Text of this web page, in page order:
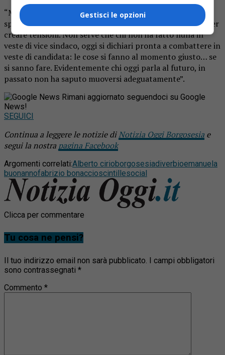
“Mi spiace che la signora Buonanno, per ritagliarsi uno
spazio di visibilità, abbia sfruttato un’occasione di festa per
creare tensioni. Non serve che chi non ha fatto nulla in
veste di vice sindaco, oggi si dichiari pronta a combattere in
veste di candidata: le cose si fanno al momento giusto… se
si sanno fare. Evidentemente chi oggi parla al futuro, in
passato non ha saputo muoversi adeguatamente”.
Rimani aggiornato seguendoci su Google
News!
SEGUICI
Continua a leggere le notizie diNotizia Oggi Borgosesia e
segui la nostra pagina Facebook
Argomenti correlati:Alberto cirioborgosesiadiverbioemanuela
buonannofabrizio bonaccioscintillesocial
Clicca per commentare
Tu cosa ne pensi?
Il tuo indirizzo email non sarà pubblicato.
I campi obbligatori
sono contrassegnati *
Commento *
Gestisci le opzioni